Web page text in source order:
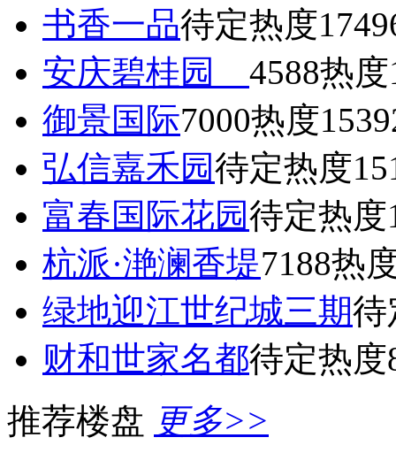
书香一品待定热度
安庆碧桂园 4588热度
御景国际7000热度
弘信嘉禾园待定热度
富春国际花园待定热度
杭派·滟澜香堤7188热
绿地迎江世纪城三期待
财和世家名都待定热度
推荐楼盘 更多>>